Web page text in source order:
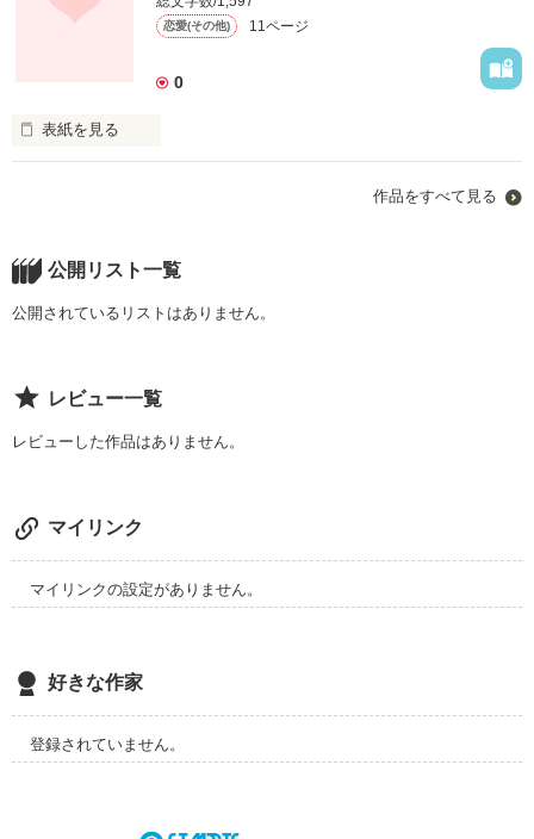
５歳年下ﾂﾝﾃﾞﾚ少年です
大分年が離れてる話なので
お気をつけ下さい
恋愛(その他) 11ページ
0
表紙を見る
だいっきらい
こんな奴
意地悪して
構わないでよ
ほんとの
教えてよ
作品をすべて見る
公開リスト一覧
公開されているリストはありません。
レビュー一覧
レビューした作品はありません。
マイリンク
マイリンクの設定がありません。
好きな作家
登録されていません。